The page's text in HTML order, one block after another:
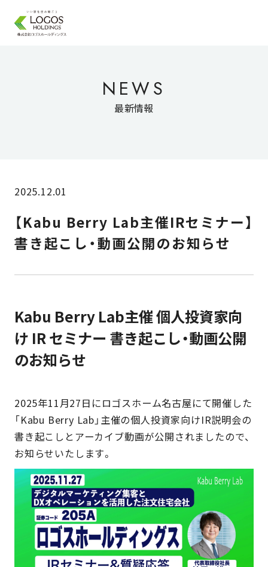
NEWS
最新情報
2025.12.01
【Kabu Berry Lab主催IRセミナー】
書き起こし・動画公開のお知らせ
Kabu Berry Lab主催 個人投資家向
け IR セミナー 書き起こし・動画公開
のお知らせ
2025年11月27日にロゴスホーム名古屋にて開催した
「Kabu Berry Lab」主催の個人投資家向けIR説明会の
書き起こしとアーカイブ動画が公開されましたので、
お知らせいたします。